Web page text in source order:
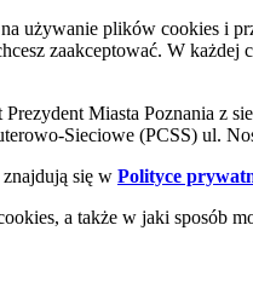
używanie plików cookies i
zaakceptować. W
Miasta Poznania z
Sieciowe (PCSS) ul.
się w Polityce
a także w jaki sposób